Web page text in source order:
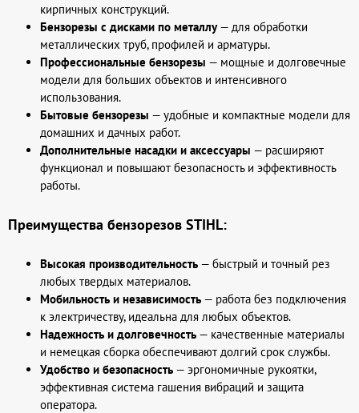
кирпичных конструкций.
Бензорезы с дисками по металлу— для обработки
металлических труб, профилей и арматуры.
Профессиональные бензорезы — мощные и долговечные
модели для больших объектов и интенсивного
использования.
Бытовые бензорезы — удобные и компактные модели для
домашних и дачных работ.
Дополнительные насадки и аксессуары — расширяют
функционал и повышают безопасность и эффективность
работы.
Преимущества бензорезов STIHL:
Высокая производительность — быстрый и точный рез
любых твердых материалов.
Мобильность и независимость — работа без подключения
к электричеству, идеальна для любых объектов.
Надежность и долговечность — качественные материалы
и немецкая сборка обеспечивают долгий срок службы.
Удобство и безопасность — эргономичные рукоятки,
эффективная система гашения вибраций и защита
оператора.